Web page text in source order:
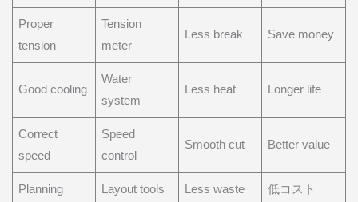
Proper
tension
Tension
meter
Less break Save money
Good cooling
Water
system
Less heat Longer life
Correct
speed
Speed
control
Smooth cut Better value
Planning Layout tools Less waste 低コスト